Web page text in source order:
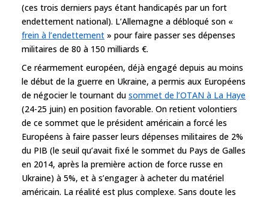
(ces trois derniers pays étant handicapés par un fort
endettement national). L’Allemagne a débloqué son «
frein à l’endettement » pour faire passer ses dépenses
militaires de 80 à 150 milliards €.
Ce réarmement européen, déjà engagé depuis au moins
le début de la guerre en Ukraine, a permis aux Européens
de négocier le tournant du sommet de l’OTAN à La Haye
(24-25 juin) en position favorable. On retient volontiers
de ce sommet que le président américain a forcé les
Européens à faire passer leurs dépenses militaires de 2%
du PIB (le seuil qu’avait fixé le sommet du Pays de Galles
en 2014, après la première action de force russe en
Ukraine) à 5%, et à s’engager à acheter du matériel
américain. La réalité est plus complexe. Sans doute les